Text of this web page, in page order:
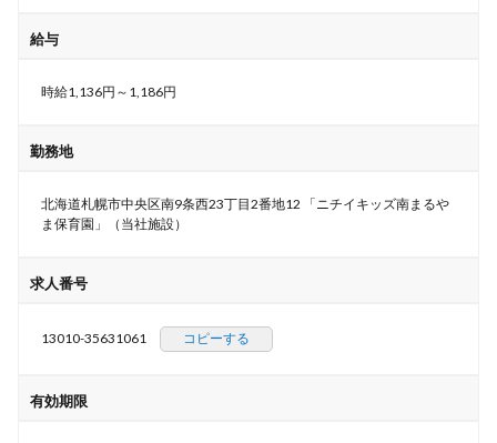
給与
時給1,136円～1,186円
勤務地
北海道札幌市中央区南9条西23丁目2番地12 「ニチイキッズ南まるや
ま保育園」（当社施設）
求人番号
13010-35631061 コピーする
有効期限